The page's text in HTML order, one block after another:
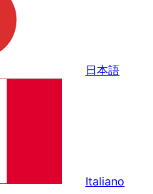
日本語
Italiano